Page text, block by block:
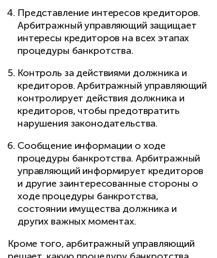
Представление интересов кредиторов.
Арбитражный управляющий защищает
интересы кредиторов на всех этапах
процедуры банкротства.
Контроль за действиями должника и
кредиторов. Арбитражный управляющий
контролирует действия должника и
кредиторов, чтобы предотвратить
нарушения законодательства.
Сообщение информации о ходе
процедуры банкротства. Арбитражный
управляющий информирует кредиторов
и другие заинтересованные стороны о
ходе процедуры банкротства,
состоянии имущества должника и
других важных моментах.
Кроме того, арбитражный управляющий